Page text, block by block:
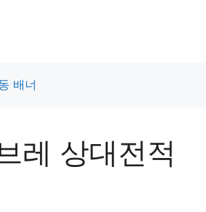
레 상대전적